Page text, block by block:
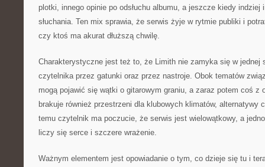
plotki, innego opinie po odsłuchu albumu, a jeszcze kiedy indziej
słuchania. Ten mix sprawia, że serwis żyje w rytmie publiki i
czy ktoś ma akurat dłuższą chwilę.
Charakterystyczne jest też to, że Limith nie zamyka się w jednej
czytelnika przez gatunki oraz przez nastroje. Obok tematów
mogą pojawić się wątki o gitarowym graniu, a zaraz potem coś z
brakuje również przestrzeni dla klubowych klimatów, alternatywy
temu czytelnik ma poczucie, że serwis jest wielowątkowy, a
liczy się serce i szczere wrażenie.
Ważnym elementem jest opowiadanie o tym, co dzieje się tu i